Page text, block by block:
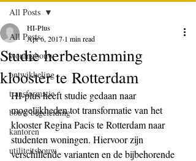
All Posts
woningbouw
ontwikkeling
transformatie
bouw begeleiding
kantoren
utiliteitsbouw
All Posts
Studie herbestemming
klooster te Rotterdam
HI-Plus
Apr 6, 2017 1 min read
HI-plus heeft studie gedaan naar
mogelijkheden tot transformatie van het
klooster Regina Pacis te Rotterdam naar
studenten woningen. Hiervoor zijn
verschillende varianten en de bijbehorende